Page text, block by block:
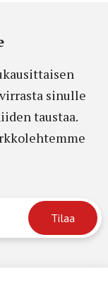
sinulle
taustaa.